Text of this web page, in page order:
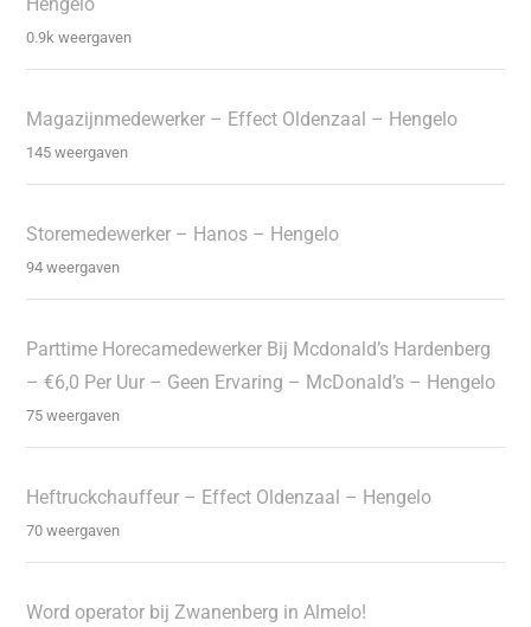
0.9k weergaven
Magazijnmedewerker – Effect Oldenzaal – Hengelo
145 weergaven
Storemedewerker – Hanos – Hengelo
94 weergaven
Parttime Horecamedewerker Bij Mcdonald’s Hardenberg
– €6,0 Per Uur – Geen Ervaring – McDonald’s – Hengelo
75 weergaven
Heftruckchauffeur – Effect Oldenzaal – Hengelo
70 weergaven
Word operator bij Zwanenberg in Almelo!